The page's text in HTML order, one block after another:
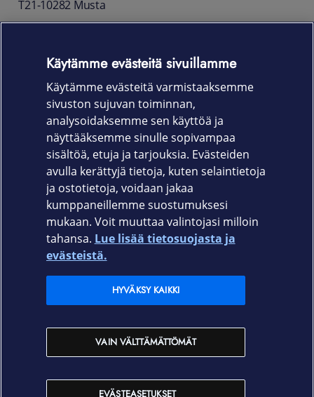
T21-10282 Musta
T21-10451 Vihreä
T21-10455 Punainen
T21-10452 Sininen
T21-10449 Violetti
Elisa.fi
Elisan myymälät
Käytämme evästeitä sivuillamme
Käytämme evästeitä varmistaaksemme
sivuston sujuvan toiminnan,
analysoidaksemme sen käyttöä ja
näyttääksemme sinulle sopivampaa
sisältöä, etuja ja tarjouksia. Evästeiden
avulla kerättyjä tietoja, kuten selaintietoja
ja ostotietoja, voidaan jakaa
kumppaneillemme suostumuksesi
mukaan. Voit muuttaa valintojasi milloin
tahansa. Lue lisää tietosuojasta ja
evästeistä.
EVÄSTEASETUKSET
VAIN VÄLTTÄMÄTTÖMÄT
HYVÄKSY KAIKKI